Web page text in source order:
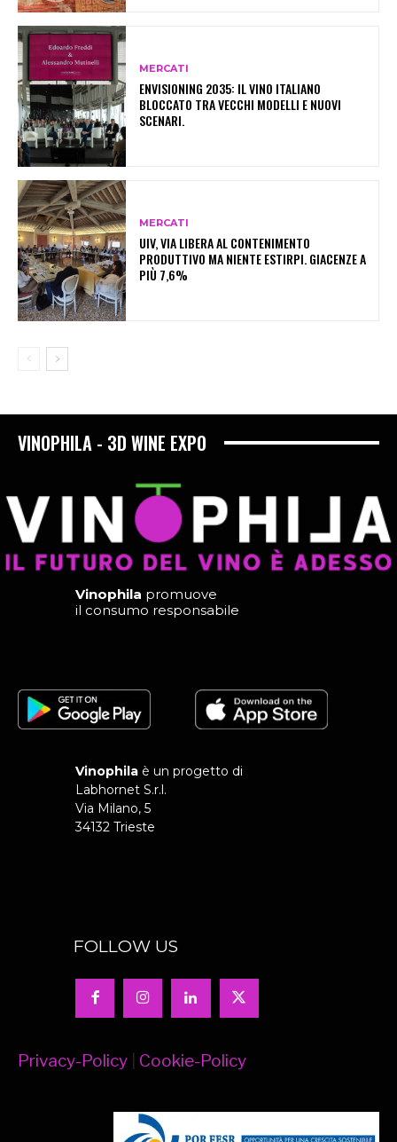
MERCATI
ENVISIONING 2035: IL VINO ITALIANO
BLOCCATO TRA VECCHI MODELLI E NUOVI
SCENARI.
MERCATI
UIV, VIA LIBERA AL CONTENIMENTO
PRODUTTIVO MA NIENTE ESTIRPI. GIACENZE A
PIÙ 7,6%
VINOPHILA - 3D WINE EXPO
Vinophila promuove
il consumo responsabile
Vinophila è un progetto di
Labhornet S.r.l.
Via Milano, 5
34132 Trieste
FOLLOW US
Privacy-Policy Cookie-Policy